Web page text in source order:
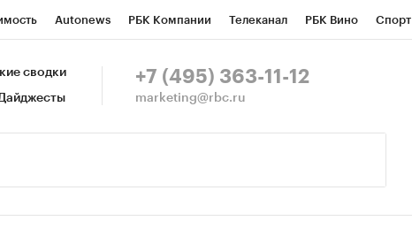
Autonews РБК Компании Телеканал РБК Вино Спорт
СПб Конференции СПб Спецпроекты
сводки +7 (495) 363-11-12
marketing@rbc.ru